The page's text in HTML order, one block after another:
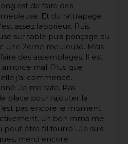
est de faire des
Et du rattrapage
assez laborieux. Puis
sur table puis ponçage au
une 2eme meuleuse. Mais
des assemblages. Il est
mal. Plus que
j'ai commencé.
Je me tate. Pas
place pour rajouter la
pas encore le moment
un bon mma me
peut être fil fourré... Je suis
merci encore.